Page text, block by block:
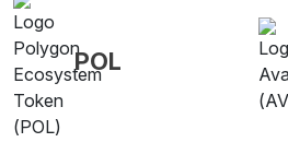
POL